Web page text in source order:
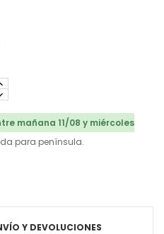
mañana 11/08 y miércoles
para península.
Y DEVOLUCIONES